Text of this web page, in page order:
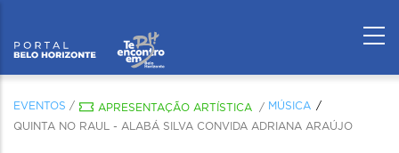
EVENTOS / APRESENTAÇÃO ARTÍSTICA / MÚSICA
QUINTA NO RAUL - ALABÁ SILVA CONVIDA ADRIANA ARAÚJO